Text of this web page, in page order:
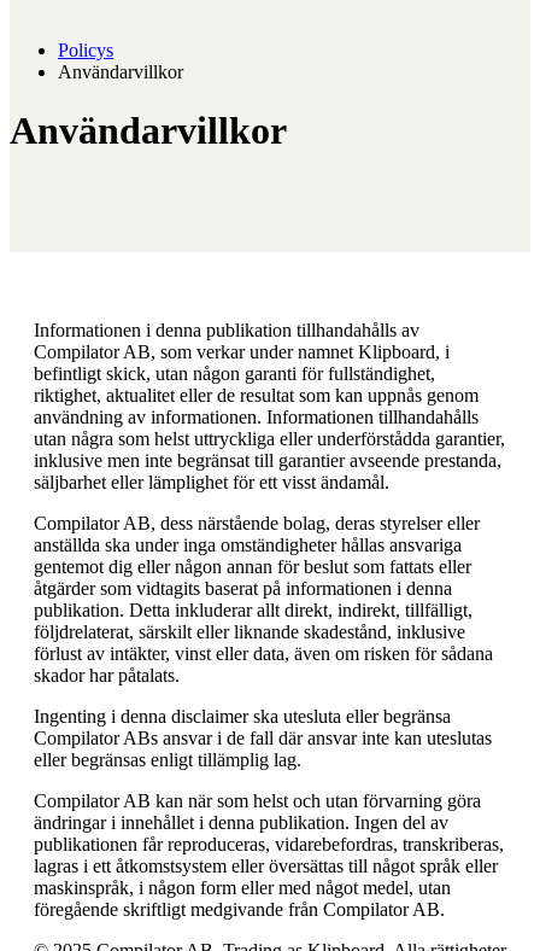
Policys
Användarvillkor
Användarvillkor
Informationen i denna publikation tillhandahålls av
Compilator AB, som verkar under namnet Klipboard, i
befintligt skick, utan någon garanti för fullständighet,
riktighet, aktualitet eller de resultat som kan uppnås genom
användning av informationen. Informationen tillhandahålls
utan några som helst uttryckliga eller underförstådda garantier,
inklusive men inte begränsat till garantier avseende prestanda,
säljbarhet eller lämplighet för ett visst ändamål.
Compilator AB, dess närstående bolag, deras styrelser eller
anställda ska under inga omständigheter hållas ansvariga
gentemot dig eller någon annan för beslut som fattats eller
åtgärder som vidtagits baserat på informationen i denna
publikation. Detta inkluderar allt direkt, indirekt, tillfälligt,
följdrelaterat, särskilt eller liknande skadestånd, inklusive
förlust av intäkter, vinst eller data, även om risken för sådana
skador har påtalats.
Ingenting i denna disclaimer ska utesluta eller begränsa
Compilator ABs ansvar i de fall där ansvar inte kan uteslutas
eller begränsas enligt tillämplig lag.
Compilator AB kan när som helst och utan förvarning göra
ändringar i innehållet i denna publikation. Ingen del av
publikationen får reproduceras, vidarebefordras, transkriberas,
lagras i ett åtkomstsystem eller översättas till något språk eller
maskinspråk, i någon form eller med något medel, utan
föregående skriftligt medgivande från Compilator AB.